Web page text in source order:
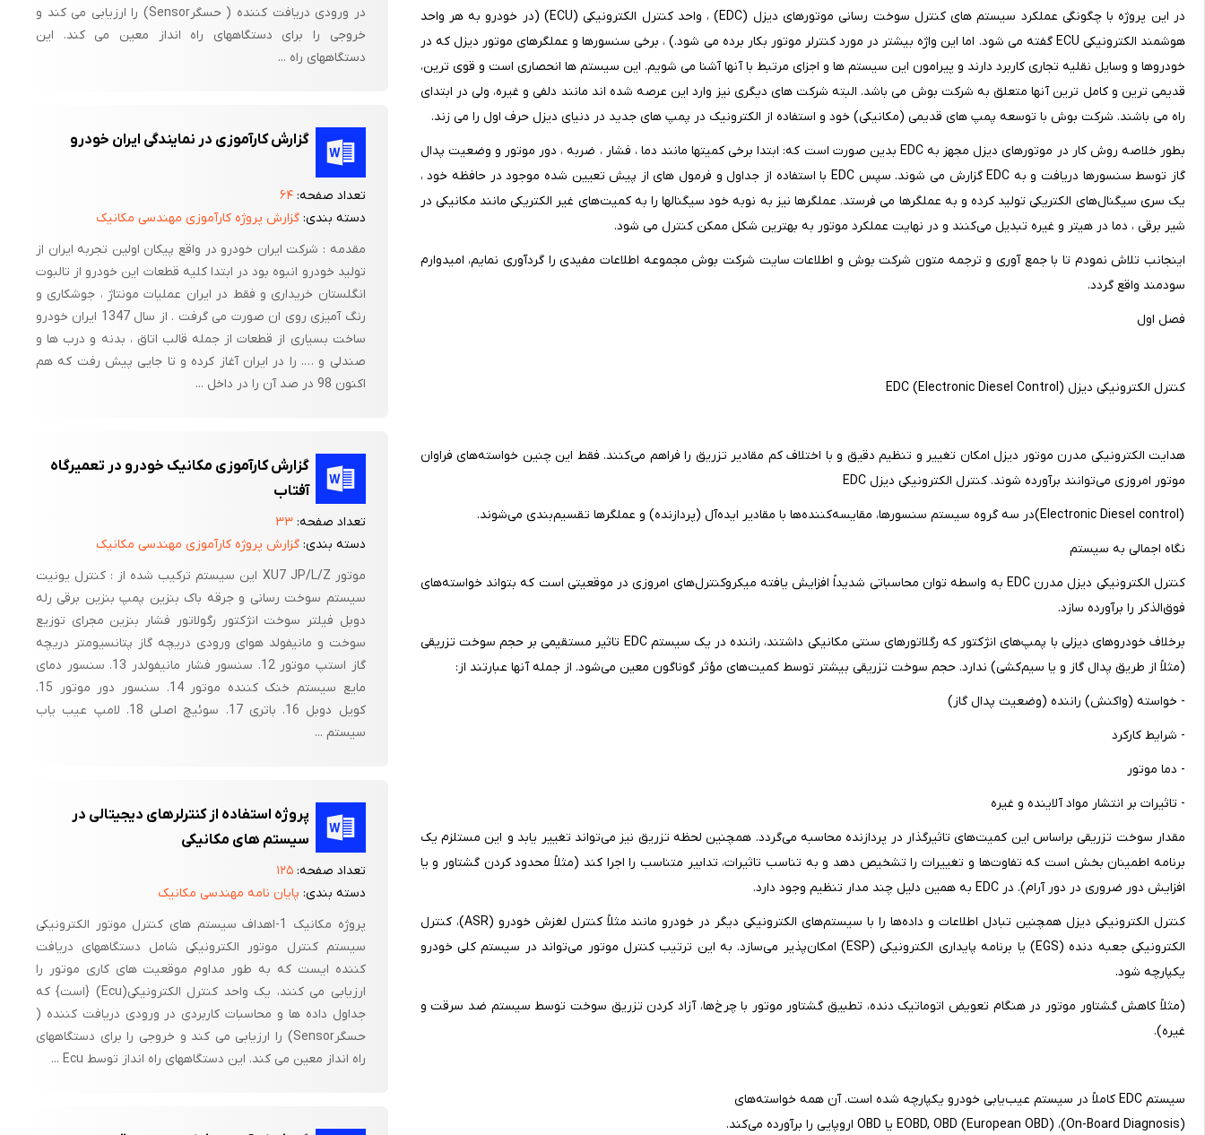
در این پروژه با چگونگی عملکرد سیستم های کنترل سوخت رسانی موتورهای دیزل (EDC) ، واحد کنترل الکترونیکی (ECU) (در خودرو به هر واحد
هوشمند الکترونیکی ECU گفته می شود. اما این واژه بیشتر در مورد کنترلر موتور بکار برده می شود.) ، برخی سنسورها و عملگرهای موتور دیزل که در
خودروها و وسایل نقلیه تجاری کاربرد دارند و پیرامون این سیستم ها و اجزای مرتبط با آنها آشنا می شویم. این سیستم ها انحصاری است و قوی ترین،
قدیمی ترین و کامل ترین آنها متعلق به شرکت بوش می باشد. البته شرکت های دیگری نیز وارد این عرصه شده اند مانند دلفی و غیره، ولی در ابتدای
راه می باشند. شرکت بوش با توسعه پمپ های قدیمی (مکانیکی) خود و استفاده از الکترونیک در پمپ های جدید در دنیای دیزل حرف اول را می زند.
بطور خلاصه روش کار در موتورهای دیزل مجهز به EDC بدین صورت است که: ابتدا برخی کمیتها مانند دما ، فشار ، ضربه ، دور موتور و وضعیت پدال
گاز توسط سنسورها دریافت و به EDC گزارش می شوند. سپس EDC با استفاده از جداول و فرمول های از پیش تعیین شده موجود در حافظه خود ،
یک سری سیگنال‌های الکتریکی تولید کرده و به عملگرها می فرستد. عملگرها نیز به نوبه خود سیگنالها را به کمیت‌های غیر الکتریکی مانند مکانیکی در
شیر برقی ، دما در هیتر و غیره تبدیل می‌کنند و در نهایت عملکرد موتور به بهترین شکل ممکن کنترل می شود.
اینجانب تلاش نمودم تا با جمع آوری و ترجمه متون شرکت بوش و اطلاعات سایت شرکت بوش مجموعه اطلاعات مفیدی را گردآوری نمایم، امیدوارم
سودمند واقع گردد.
فصل اول
کنترل الکترونیکی دیزل EDC (Electronic Diesel Control)
هدایت الکترونیکی مدرن موتور دیزل امکان تغییر و تنظیم دقیق و با اختلاف کم مقادیر تزریق را فراهم می‌کنند. فقط این چنین خواسته‌های فراوان
موتور امروزی می‌توانند برآورده شوند. کنترل الکترونیکی دیزل EDC
(Electronic Diesel control)در سه گروه سیستم سنسورها، مقایسه‌کننده‌ها با مقادیر ایده‌آل (پردازنده) و عملگرها تقسیم‌بندی می‌شوند.
نگاه اجمالی به سیستم
کنترل الکترونیکی دیزل مدرن EDC به واسطه توان محاسباتی شدیداً افزایش یافته میکروکنترل‌های امروزی در موقعیتی است که بتواند خواسته‌های
فوق‌الذکر را برآورده سازد.
برخلاف خودروهای دیزلی با پمپ‌های انژکتور که رگلاتورهای سنتی مکانیکی داشتند، راننده در یک سیستم EDC تاثیر مستقیمی بر حجم سوخت تزریقی
(مثلاً از طریق پدال گاز و یا سیم‌کشی) ندارد. حجم سوخت تزریقی بیشتر توسط کمیت‌های مؤثر گوناگون معین می‌شود. از جمله آنها عبارتند از:
- خواسته (واکنش) راننده (وضعیت پدال گاز)
- شرایط کارکرد
- دما موتور
- تاثیرات بر انتشار مواد آلاینده و غیره
مقدار سوخت تزریقی براساس این کمیت‌های تاثیرگذار در پردازنده محاسبه می‌گردد. همچنین لحظه تزریق نیز می‌تواند تغییر یابد و این مستلزم یک
برنامه اطمینان بخش است که تفاوت‌ها و تغییرات را تشخیص دهد و به تناسب تاثیرات، تدابیر متناسب را اجرا کند (مثلاً محدود کردن گشتاور و یا
افزایش دور ضروری در دور آرام). در EDC به همین دلیل چند مدار تنظیم وجود دارد.
کنترل الکترونیکی دیزل همچنین تبادل اطلاعات و داده‌ها را با سیستم‌های الکترونیکی دیگر در خودرو مانند مثلاً کنترل لغزش خودرو (ASR)، کنترل
الکترونیکی جعبه دنده (EGS) یا برنامه پایداری الکترونیکی (ESP) امکان‌پذیر می‌سازد. به این ترتیب کنترل موتور می‌تواند در سیستم کلی خودرو
یکپارچه شود.
(مثلاً کاهش گشتاور موتور در هنگام تعویض اتوماتیک دنده، تطبیق گشتاور موتور با چرخ‌ها، آزاد کردن تزریق سوخت توسط سیستم ضد سرقت و
غیره).
سیستم EDC کاملاً در سیستم عیب‌یابی خودرو یکپارچه شده است. آن همه خواسته‌های
(On-Board Diagnosis)، (European OBD) EOBD, OBD یا OBD اروپایی را برآورده می‌کند.
در ورودی دریافت کننده ( حسگرSensor) را ارزیابی می کند و
خروجی را برای دستگاههای راه انداز معین می کند. این
دستگاههای راه ...
گزارش کارآموزی در نمایندگی ایران خودرو
تعداد صفحه:۶۴
دسته بندی:گزارش پروژه کارآموزی مهندسی مکانیک
مقدمه : شرکت ایران خودرو در واقع پیکان اولین تجربه ایران از
تولید خودرو انبوه بود در ابتدا کلیه قطعات این خودرو از تالبوت
انگلستان خریداری و فقط در ایران عملیات مونتاژ ، جوشکاری و
رنگ آمیزی روی ان صورت می گرفت . از سال 1347 ایران خودرو
ساخت بسیاری از قطعات از جمله قالب اتاق ، بدنه و درب ها و
صندلی و …. را در ایران آغاز کرده و تا جایی پیش رفت که هم
اکنون 98 در صد آن را در داخل ...
گزارش کارآموزی مکانیک خودرو در تعمیرگاه
آفتاب
تعداد صفحه:۳۳
دسته بندی:گزارش پروژه کارآموزی مهندسی مکانیک
موتور XU7 JP/L/Z این سیستم ترکیب شده از : کنترل یونیت
سیستم سوخت رسانی و جرقه باک بنزین پمپ بنزین برقی رله
دوبل فیلتر سوخت انژکتور رگولاتور فشار بنزین مجرای توزیع
سوخت و مانیفولد هوای ورودی دریچه گاز پتانسیومتر دریچه
گاز استپ موتور 12. سنسور فشار مانیفولدر 13. سنسور دمای
مایع سیستم خنک کننده موتور 14. سنسور دور موتور 15.
کویل دوبل 16. باتری 17. سوئیچ اصلی 18. لامپ عیب یاب
سیستم ...
پروژه استفاده از کنترلرهای دیجیتالی در
سیستم های مکانیکی
تعداد صفحه:۱۲۵
دسته بندی: پایان نامه مهندسی مکانیک
پروژه مکانیک 1-اهداف سیستم های کنترل موتور الکترونیکی
سیستم کنترل موتور الکترونیکی شامل دستگاههای دریافت
کننده ایست که به طور مداوم موقعیت های کاری موتور را
ارزیابی می کنند، یک واحد کنترل الکترونیکی(Ecu) {است} که
جداول داده ها و محاسبات کاربردی در ورودی دریافت کننده (
حسگرSensor) را ارزیابی می کند و خروجی را برای دستگاههای
راه انداز معین می کند. این دستگاههای راه انداز توسط Ecu ...